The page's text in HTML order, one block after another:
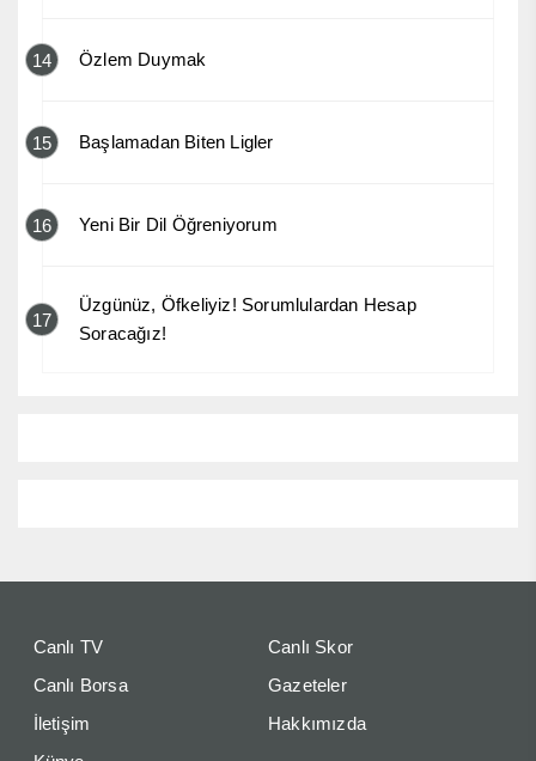
14 Özlem Duymak
15 Başlamadan Biten Ligler
16 Yeni Bir Dil Öğreniyorum
17
Üzgünüz, Öfkeliyiz! Sorumlulardan Hesap
Soracağız!
Canlı TV
Canlı Skor
Canlı Borsa
Gazeteler
İletişim
Hakkımızda